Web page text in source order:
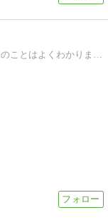
とにかく楽して株で儲けるための日記！株のことはよくわかりません！マイペースな悠がとにかく楽して株で儲けます！